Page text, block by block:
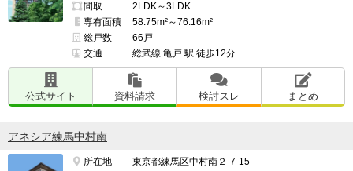
間取
2LDK～3LDK
専有面積
58.75m²～76.16m²
総戸数
66戸
交通
総武線 亀戸 駅 徒歩12分
公式サイト 資料請求 検討スレ まとめ
アネシア練馬中村南
所在地
東京都練馬区中村南２-7-15